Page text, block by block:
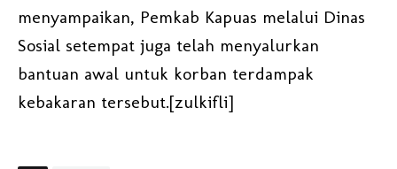
menyampaikan, Pemkab Kapuas melalui Dinas
Sosial setempat juga telah menyalurkan
bantuan awal untuk korban terdampak
kebakaran tersebut.[zulkifli]